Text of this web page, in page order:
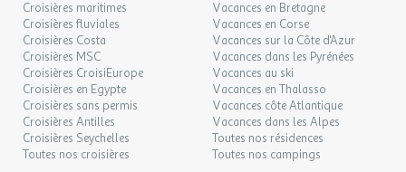
Coin salon
Coin cuisine équipé
1 chambre avec un lit double
2 chambres avec deux lits simples chacune
Salle de douche
WC séparé
Parking
Terrasse
Le logement comprend :
SAM.
19
SEPT.
149 €
Retour le
21/09/2026
DIM.
20
SEPT.
149 €
Retour le
22/09/2026
21 149 €
Retour le
Croisières maritimes
Croisières fluviales
Croisières Costa
Croisières MSC
Croisières CroisiEurope
Croisières en Egypte
Croisières sans permis
Croisières Antilles
Croisières Seychelles
Toutes nos croisières
Vacances en Bretagne
Vacances en Corse
Vacances sur la Côte d'Azur
Vacances dans les Pyrénées
Vacances au ski
Vacances en Thalasso
Vacances côte Atlantique
Vacances dans les Alpes
Toutes nos résidences
Toutes nos campings